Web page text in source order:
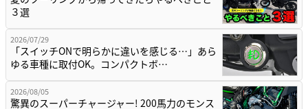
2026/07/29
「スイッチONで明らかに違いを感じる…」あら
ゆる車種に取付OK。コンパクトボ…
2026/08/05
驚異のスーパーチャージャー! 200馬力のモンス
ターが再び。カワサキ「Z H…